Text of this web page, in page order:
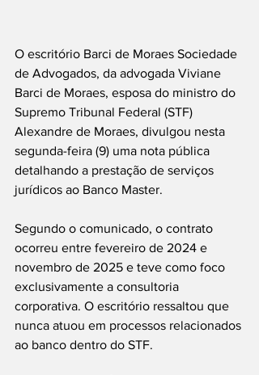
O escritório Barci de Moraes Sociedade
de Advogados, da advogada Viviane
Barci de Moraes, esposa do ministro do
Supremo Tribunal Federal (STF)
Alexandre de Moraes, divulgou nesta
segunda-feira (9) uma nota pública
detalhando a prestação de serviços
jurídicos ao Banco Master.
Segundo o comunicado, o contrato
ocorreu entre fevereiro de 2024 e
novembro de 2025 e teve como foco
exclusivamente a consultoria
corporativa. O escritório ressaltou que
nunca atuou em processos relacionados
ao banco dentro do STF.